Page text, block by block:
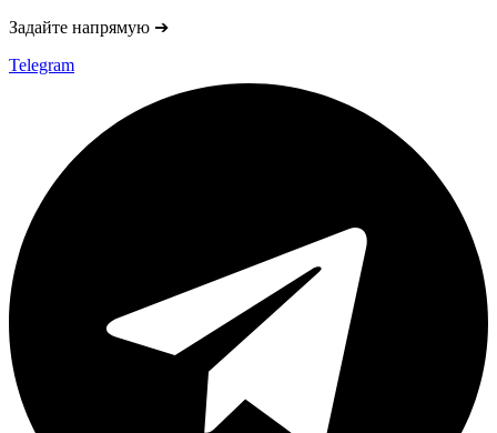
Задайте напрямую ➔
Telegram